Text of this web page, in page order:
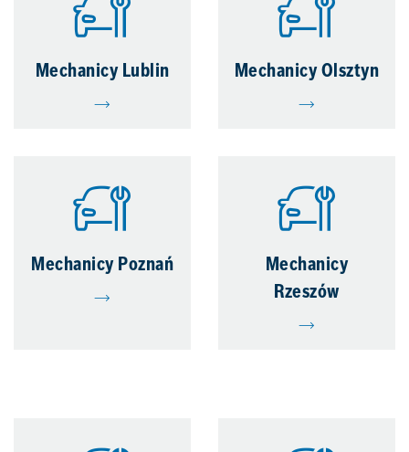
Mechanicy Lublin Mechanicy Olsztyn
Mechanicy Poznań
Mechanicy
Rzeszów